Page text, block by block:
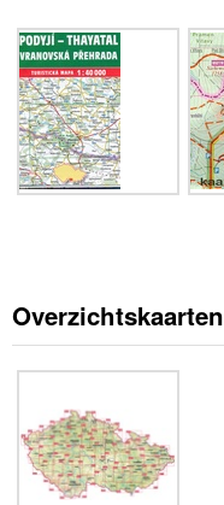
Overzichtskaarten